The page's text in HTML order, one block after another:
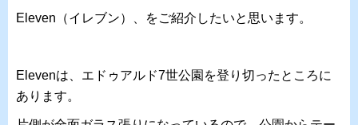
Eleven（イレブン）、をご紹介したいと思います。
Elevenは、エドゥアルド7世公園を登り切ったところに
あります。